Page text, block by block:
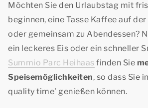
Möchten Sie den Urlaubstag mit
beginnen, eine Tasse Kaffee auf
oder gemeinsam zu Abendessen?
ein leckeres Eis oder ein schneller
Summio Parc Heihaas finden Sie
Speisemöglichkeiten, so dass Sie
quality time' genießen können.